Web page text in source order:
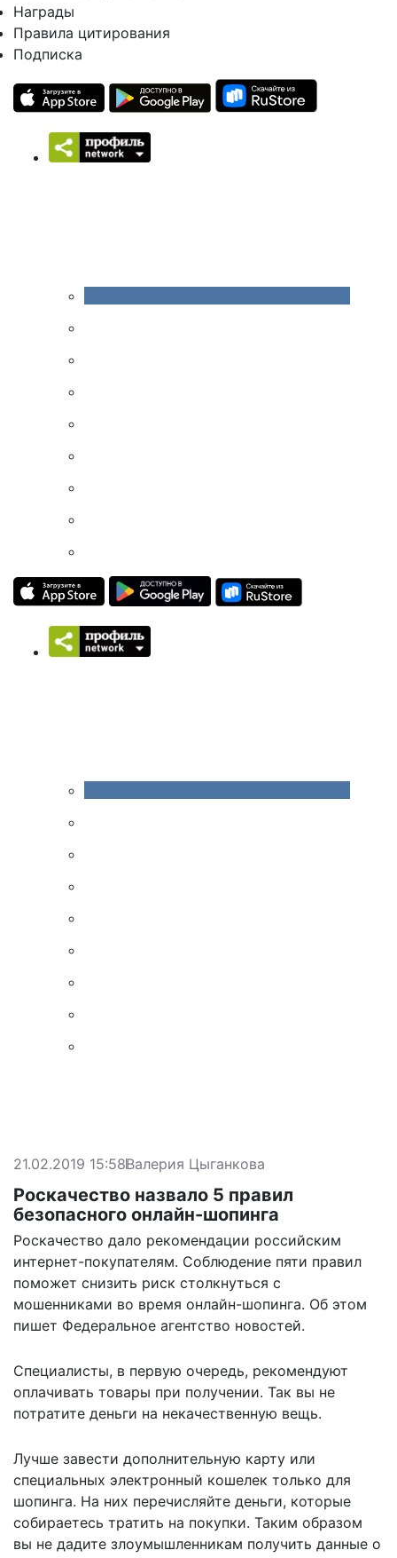
Награды
Правила цитирования
Подписка
21.02.2019 15:58Валерия Цыганкова
Роскачество назвало 5 правил
безопасного онлайн-шопинга
Роскачество дало рекомендации российским
интернет-покупателям. Соблюдение пяти правил
поможет снизить риск столкнуться с
мошенниками во время онлайн-шопинга. Об этом
пишет Федеральное агентство новостей.
Специалисты, в первую очередь, рекомендуют
оплачивать товары при получении. Так вы не
потратите деньги на некачественную вещь.
Лучше завести дополнительную карту или
специальных электронный кошелек только для
шопинга. На них перечисляйте деньги, которые
собираетесь тратить на покупки. Таким образом
вы не дадите злоумышленникам получить данные о